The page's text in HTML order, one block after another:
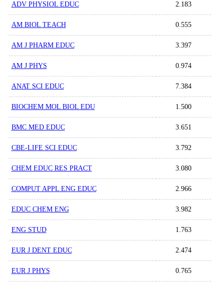
ADV PHYSIOL EDUC 2.183
AM BIOL TEACH 0.555
AM J PHARM EDUC 3.397
AM J PHYS 0.974
ANAT SCI EDUC 7.384
BIOCHEM MOL BIOL EDU 1.500
BMC MED EDUC 3.651
CBE-LIFE SCI EDUC 3.792
CHEM EDUC RES PRACT 3.080
COMPUT APPL ENG EDUC 2.966
EDUC CHEM ENG 3.982
ENG STUD 1.763
EUR J DENT EDUC 2.474
EUR J PHYS 0.765